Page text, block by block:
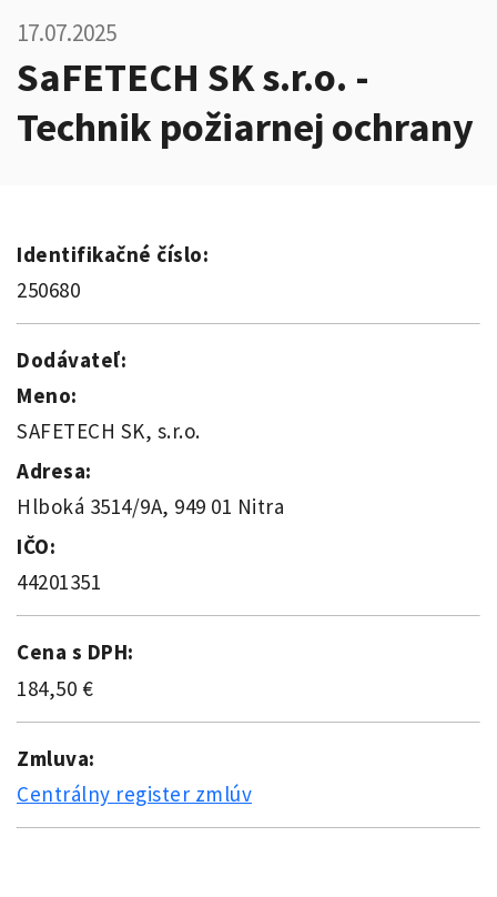
17.07.2025
SaFETECH SK s.r.o. -
Technik požiarnej ochrany
Identifikačné číslo:
250680
Dodávateľ:
Meno:
SAFETECH SK, s.r.o.
Adresa:
Hlboká 3514/9A, 949 01 Nitra
IČO:
44201351
Cena s DPH:
184,50 €
Zmluva:
Centrálny register zmlúv